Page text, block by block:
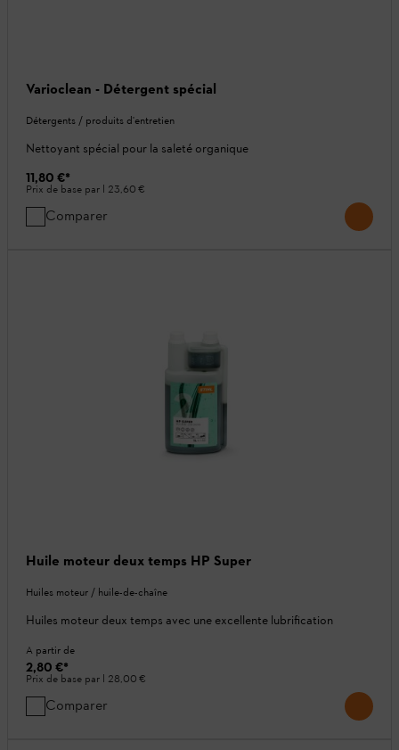
Varioclean - Détergent spécial
Détergents / produits d'entretien
Nettoyant spécial pour la saleté organique
11,80 €*
Prix de base par l 23,60 €
Comparer
Huile moteur deux temps HP Super
Huiles moteur / huile-de-chaîne
Huiles moteur deux temps avec une excellente lubrification
A partir de
2,80 €*
Prix de base par l 28,00 €
Comparer